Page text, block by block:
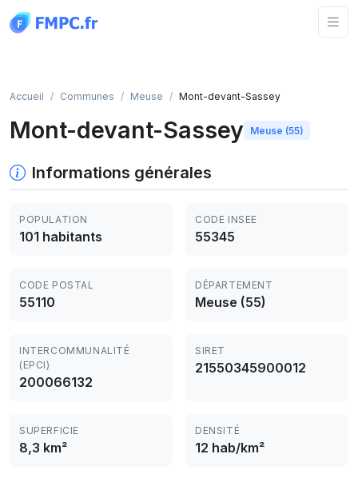
Accueil Communes Meuse Mont-devant-Sassey
Mont-devant-Sassey Meuse (55)
Informations générales
POPULATION
101 habitants
CODE INSEE
55345
CODE POSTAL
55110
DÉPARTEMENT
Meuse (55)
INTERCOMMUNALITÉ
(EPCI)
200066132
SIRET
21550345900012
SUPERFICIE
8,3 km²
DENSITÉ
12 hab/km²
Panneau de gestion des cookies